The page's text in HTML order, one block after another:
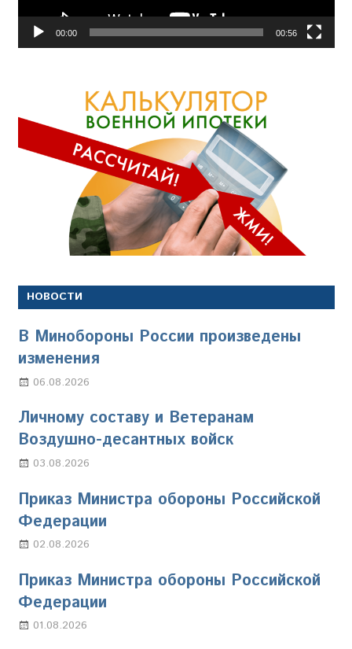
00:00 00:56
НОВОСТИ
В Минобороны России произведены
изменения
06.08.2026
Личному составу и Ветеранам
Воздушно-десантных войск
03.08.2026
Приказ Министра обороны Российской
Федерации
02.08.2026
Приказ Министра обороны Российской
Федерации
01.08.2026